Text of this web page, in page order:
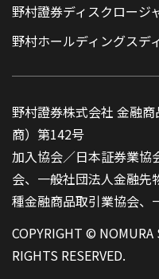
野村證券ディスクロージ
野村ホールディングスデ
野村證券株式会社 金融
商）第142号
加入協会／日本証券業協
会、一般社団法人金融先
種金融商品取引業協会、
COPYRIGHT © NOMURA
RIGHTS RESERVED.